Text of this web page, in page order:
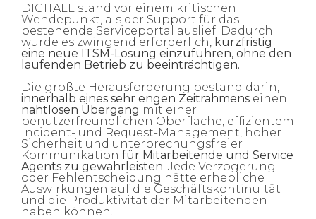
DIGITALL stand vor einem kritischen
Wendepunkt, als der Support für das
bestehende Serviceportal auslief. Dadurch
wurde es zwingend erforderlich,
kurzfristig
eine neue ITSM-Lösung einzuführen, ohne den
laufenden Betrieb zu beeinträchtigen.
Die größte Herausforderung bestand darin,
innerhalb eines sehr engen Zeitrahmens einen
nahtlosen Übergang mit einer
benutzerfreundlichen Oberfläche, effizientem
Incident- und Request-Management, hoher
Sicherheit und unterbrechungsfreier
Kommunikation für Mitarbeitende und Service
Agents zu gewährleisten . Jede Verzögerung
oder Fehlentscheidung hätte erhebliche
Auswirkungen auf die Geschäftskontinuität
und die Produktivität der Mitarbeitenden
haben können.